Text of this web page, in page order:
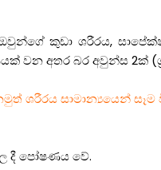
කුඩා ශරීරය,
වන අතර බර අවුන්ස 2ක්
ශරීරය සාමාන්‍යයෙන්
දී පෝෂණය වේ.